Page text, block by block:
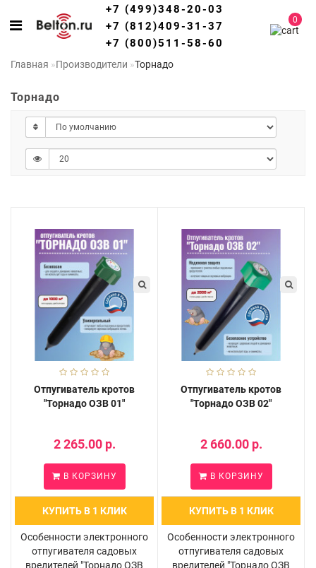
+7 (499)348-20-03
+7 (812)409-31-37
+7 (800)511-58-60
0
Главная Производители Торнадо
Торнадо
Отпугиватель кротов
"Торнадо ОЗВ 01"
2 265.00 р.
В КОРЗИНУ
КУПИТЬ В 1 КЛИК
Особенности электронного
отпугивателя садовых
вредителей "Торнадо ОЗВ
Отпугиватель кротов
"Торнадо ОЗВ 02"
2 660.00 р.
В КОРЗИНУ
КУПИТЬ В 1 КЛИК
Особенности электронного
отпугивателя садовых
вредителей "Торнадо ОЗВ